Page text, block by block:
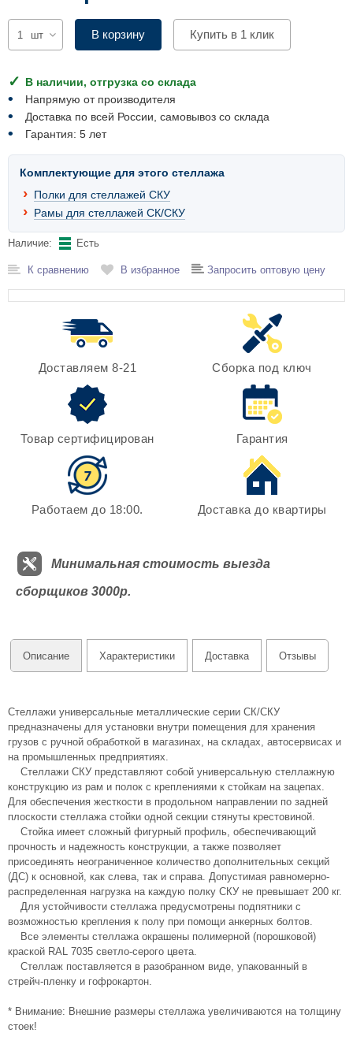
шт В корзину Купить в 1 клик
В наличии, отгрузка со склада
Напрямую от производителя
Доставка по всей России, самовывоз со склада
Гарантия: 5 лет
Комплектующие для этого стеллажа
Полки для стеллажей СКУ
Рамы для стеллажей СК/СКУ
Наличие: Есть
К сравнению В избранное Запросить оптовую цену
Доставляем 8-21 Сборка под ключ
Товар сертифицирован Гарантия
Работаем до 18:00. Доставка до квартиры
Минимальная стоимость выезда
сборщиков 3000р.
Описание Характеристики Доставка Отзывы
Стеллажи универсальные металлические серии СК/СКУ
предназначены для установки внутри помещения для хранения
грузов с ручной обработкой в магазинах, на складах, автосервисах и
на промышленных предприятиях.
Стеллажи СКУ представляют собой универсальную стеллажную
конструкцию из рам и полок с креплениями к стойкам на зацепах.
Для обеспечения жесткости в продольном направлении по задней
плоскости стеллажа стойки одной секции стянуты крестовиной.
Стойка имеет сложный фигурный профиль, обеспечивающий
прочность и надежность конструкции, а также позволяет
присоединять неограниченное количество дополнительных секций
(ДС) к основной, как слева, так и справа. Допустимая равномерно-
распределенная нагрузка на каждую полку СКУ не превышает 200 кг.
Для устойчивости стеллажа предусмотрены подпятники с
возможностью крепления к полу при помощи анкерных болтов.
Все элементы стеллажа окрашены полимерной (порошковой)
краской RAL 7035 светло-серого цвета.
Стеллаж поставляется в разобранном виде, упакованный в
стрейч-пленку и гофрокартон.
* Внимание: Внешние размеры стеллажа увеличиваются на толщину
стоек!